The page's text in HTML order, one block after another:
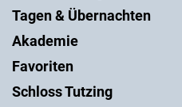
Tagen & Übernachten
Akademie
Favoriten
Schloss Tutzing